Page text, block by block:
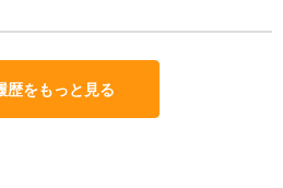
歴をもっと見る